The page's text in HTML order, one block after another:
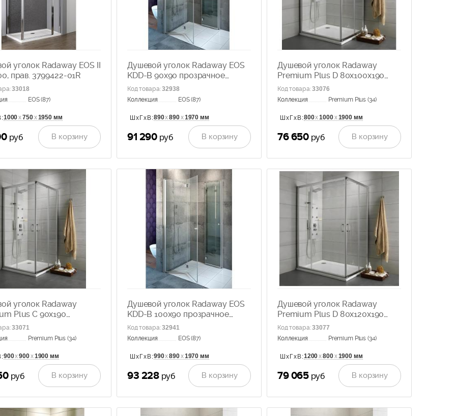
уголок Radaway EOS II
прав. 3799422-01R
:33018
EOS (87)
1000х750х1950 мм
руб В корзину
Душевой уголок Radaway EOS
KDD-B 90x90 прозрачное
стекло 37303-01-01N
Код товара:32938
Коллекция
EOS (87)
ШхГхВ:890х890х1970 мм
91 290 руб В корзину
Душевой уголок Radaway
Premium Plus D 80x100x190
прозрачное стекло 30434-01-
01N
Код товара:33076
Коллекция
Premium Plus (34)
ШхГхВ:800х1000х1900 мм
76 650 руб В корзину
уголок Radaway
Plus C 90x190
стекло 30453-01-
:33071
Premium Plus (34)
900х900х1900 мм
руб В корзину
Душевой уголок Radaway EOS
KDD-B 100x90 прозрачное
стекло 37353-01-01N
Код товара:32941
Коллекция
EOS (87)
ШхГхВ:990х890х1970 мм
93 228 руб В корзину
Душевой уголок Radaway
Premium Plus D 80x120x190
прозрачное стекло 30435-01-
01N
Код товара:33077
Коллекция
Premium Plus (34)
ШхГхВ:1200х800х1900 мм
79 065 руб В корзину